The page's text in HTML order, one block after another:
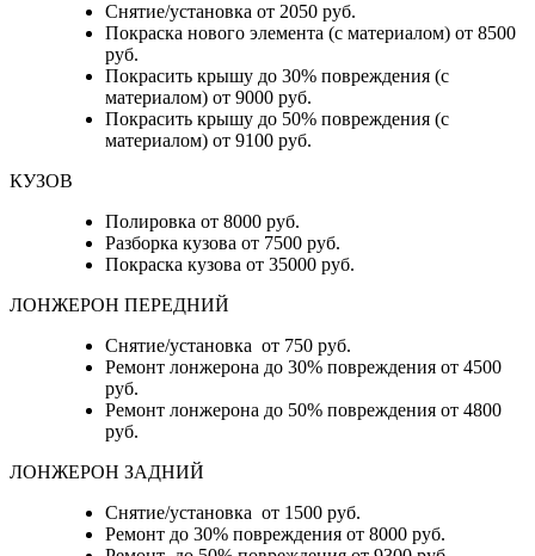
Снятие/установка от 2050 руб.
Покраска нового элемента (с материалом) от 8500
руб.
Покрасить крышу до 30% повреждения (с
материалом) от 9000 руб.
Покрасить крышу до 50% повреждения (с
материалом) от 9100 руб.
КУЗОВ
Полировка от 8000 руб.
Разборка кузова от 7500 руб.
Покраска кузова от 35000 руб.
ЛОНЖЕРОН ПЕРЕДНИЙ
Снятие/установка от 750 руб.
Ремонт лонжерона до 30% повреждения от 4500
руб.
Ремонт лонжерона до 50% повреждения от 4800
руб.
ЛОНЖЕРОН ЗАДНИЙ
Снятие/установка от 1500 руб.
Ремонт до 30% повреждения от 8000 руб.